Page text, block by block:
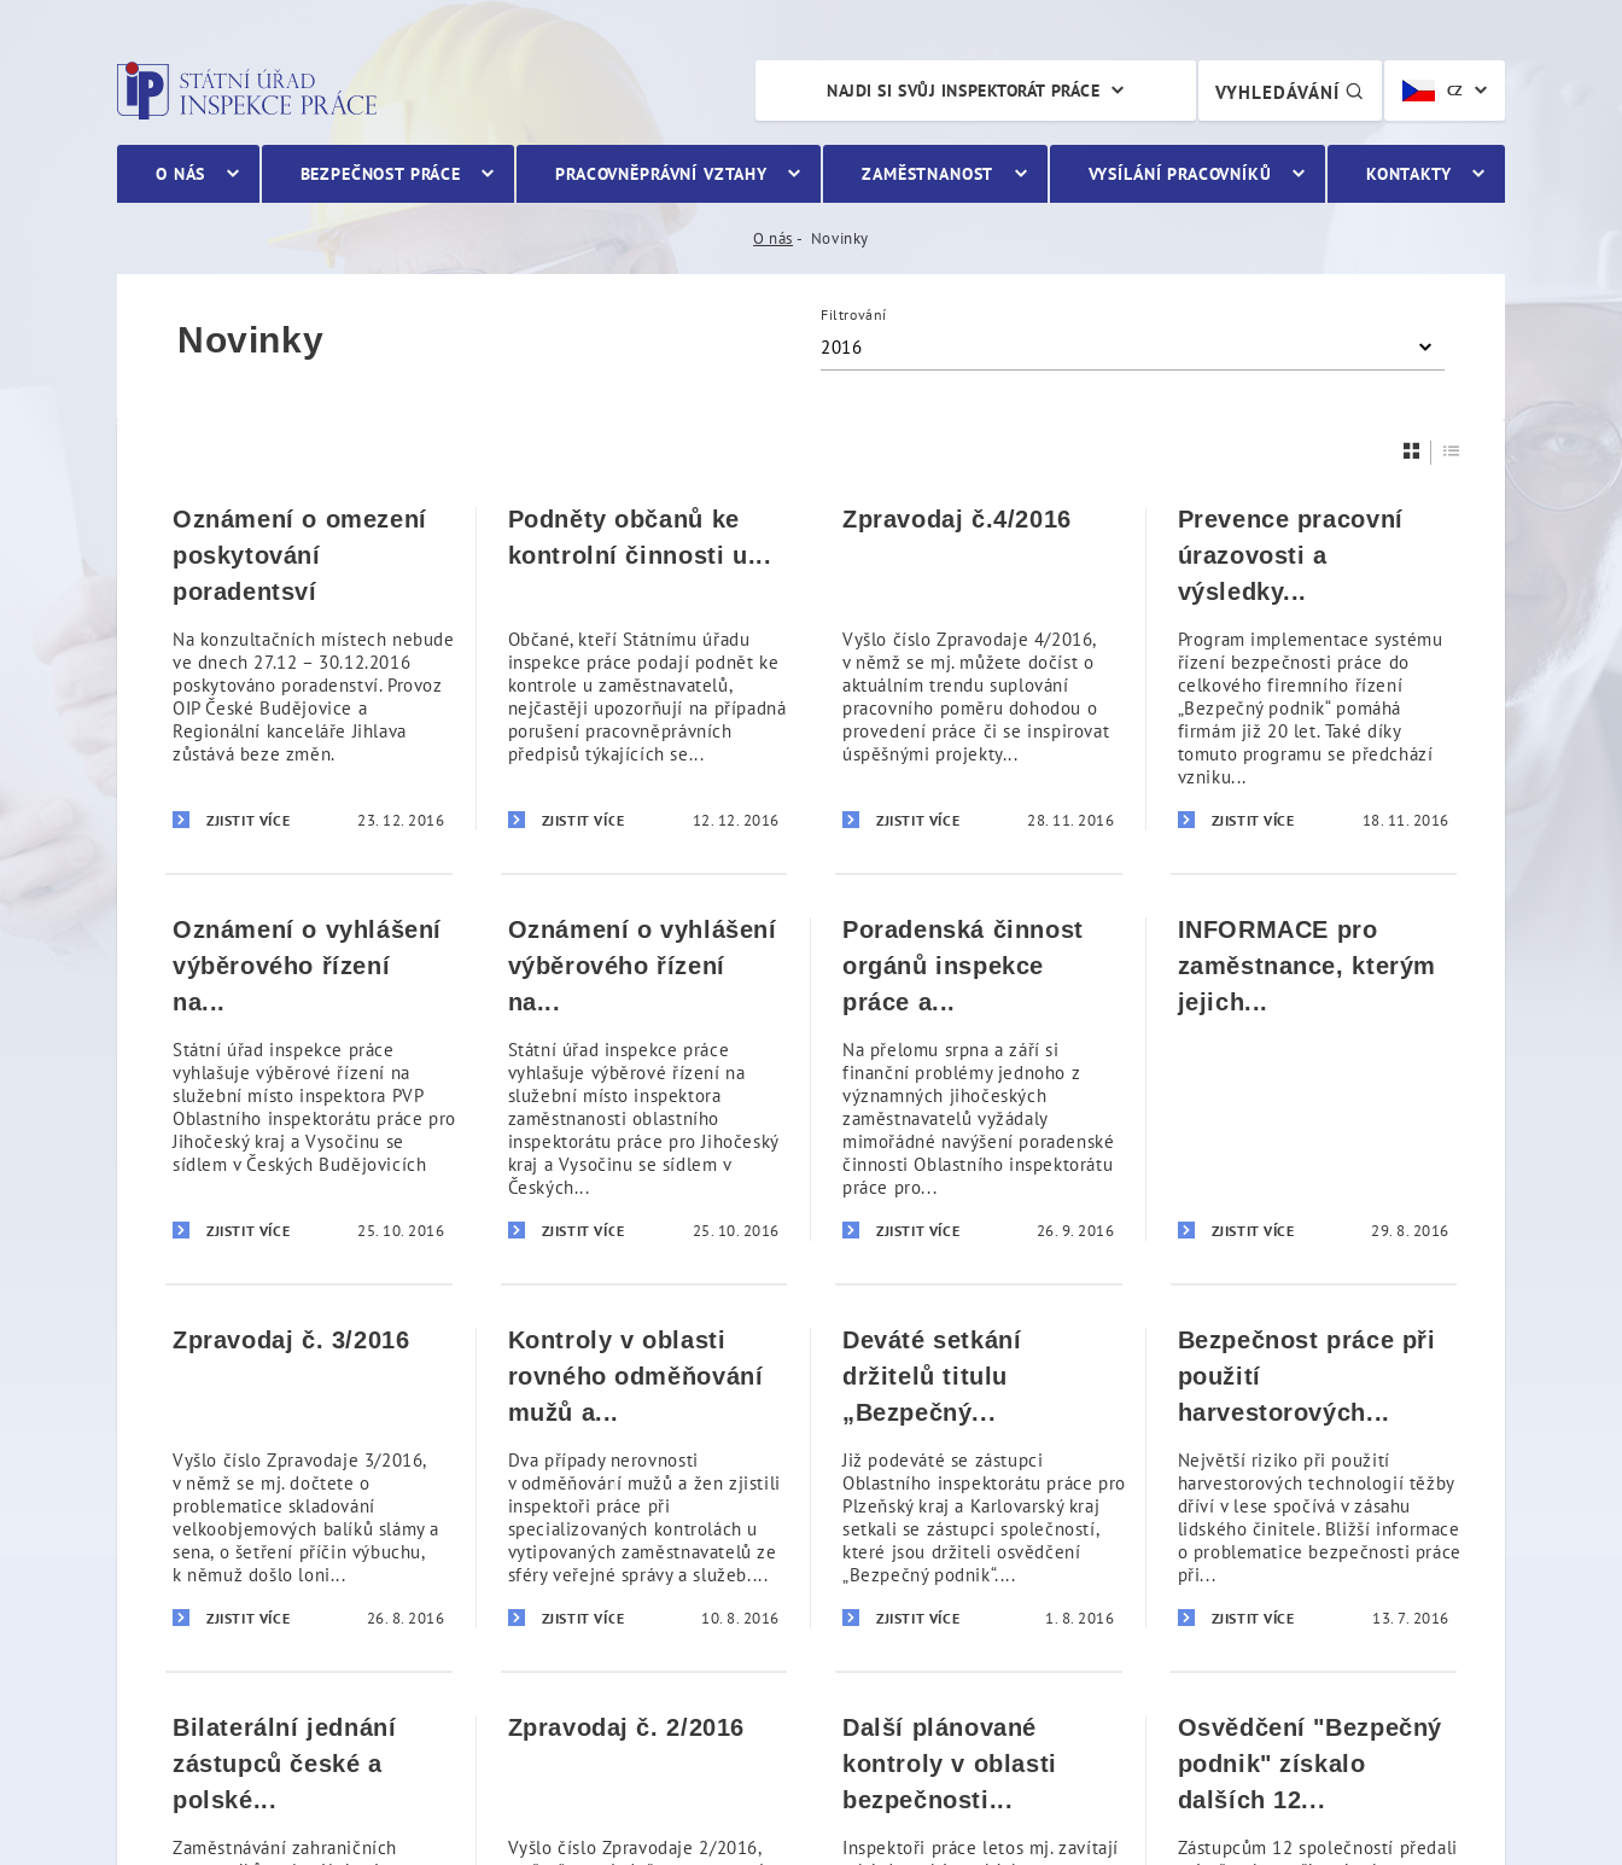
CZ
VYHLEDÁVÁNÍ
NAJDI SI SVŮJ INSPEKTORÁT PRÁCE
O NÁS BEZPEČNOST PRÁCE PRACOVNĚPRÁVNÍ VZTAHY ZAMĚSTNANOST VYSÍLÁNÍ PRACOVNÍKŮ KONTAKTY
O nás Novinky
Novinky
Filtrování
2016
Oznámení o omezení
poskytování
poradentsví
Na konzultačních místech nebude
ve dnech 27.12 – 30.12.2016
poskytováno poradenství. Provoz
OIP České Budějovice a
Regionální kanceláře Jihlava
zůstává beze změn.
ZJISTIT VÍCE 23. 12. 2016
Podněty občanů ke
kontrolní činnosti u...
Občané, kteří Státnímu úřadu
inspekce práce podají podnět ke
kontrole u zaměstnavatelů,
nejčastěji upozorňují na případná
porušení pracovněprávních
předpisů týkajících se...
ZJISTIT VÍCE 12. 12. 2016
Zpravodaj č.4/2016
Vyšlo číslo Zpravodaje 4/2016,
v němž se mj. můžete dočíst o
aktuálním trendu suplování
pracovního poměru dohodou o
provedení práce či se inspirovat
úspěšnými projekty...
ZJISTIT VÍCE 28. 11. 2016
Prevence pracovní
úrazovosti a
výsledky...
Program implementace systému
řízení bezpečnosti práce do
celkového firemního řízení
„Bezpečný podnik“ pomáhá
firmám již 20 let. Také díky
tomuto programu se předchází
vzniku...
ZJISTIT VÍCE 18. 11. 2016
Oznámení o vyhlášení
výběrového řízení
na...
Státní úřad inspekce práce
vyhlašuje výběrové řízení na
služební místo inspektora PVP
Oblastního inspektorátu práce pro
Jihočeský kraj a Vysočinu se
sídlem v Českých Budějovicích
ZJISTIT VÍCE 25. 10. 2016
Oznámení o vyhlášení
výběrového řízení
na...
Státní úřad inspekce práce
vyhlašuje výběrové řízení na
služební místo inspektora
zaměstnanosti oblastního
inspektorátu práce pro Jihočeský
kraj a Vysočinu se sídlem v
Českých...
ZJISTIT VÍCE 25. 10. 2016
Poradenská činnost
orgánů inspekce
práce a...
Na přelomu srpna a září si
finanční problémy jednoho z
významných jihočeských
zaměstnavatelů vyžádaly
mimořádné navýšení poradenské
činnosti Oblastního inspektorátu
práce pro...
ZJISTIT VÍCE 26. 9. 2016
INFORMACE pro
zaměstnance, kterým
jejich...
ZJISTIT VÍCE 29. 8. 2016
Zpravodaj č. 3/2016
Vyšlo číslo Zpravodaje 3/2016,
v němž se mj. dočtete o
problematice skladování
velkoobjemových balíků slámy a
sena, o šetření příčin výbuchu,
k němuž došlo loni...
ZJISTIT VÍCE 26. 8. 2016
Kontroly v oblasti
rovného odměňování
mužů a...
Dva případy nerovnosti
v odměňování mužů a žen zjistili
inspektoři práce při
specializovaných kontrolách u
vytipovaných zaměstnavatelů ze
sféry veřejné správy a služeb....
ZJISTIT VÍCE 10. 8. 2016
Deváté setkání
držitelů titulu
„Bezpečný...
Již podeváté se zástupci
Oblastního inspektorátu práce pro
Plzeňský kraj a Karlovarský kraj
setkali se zástupci společností,
které jsou držiteli osvědčení
„Bezpečný podnik“....
ZJISTIT VÍCE 1. 8. 2016
Bezpečnost práce při
použití
harvestorových...
Největší riziko při použití
harvestorových technologií těžby
dříví v lese spočívá v zásahu
lidského činitele. Bližší informace
o problematice bezpečnosti práce
při...
ZJISTIT VÍCE 13. 7. 2016
Bilaterální jednání
zástupců české a
polské...
Zaměstnávání zahraničních
Zpravodaj č. 2/2016
Vyšlo číslo Zpravodaje 2/2016,
Další plánované
kontroly v oblasti
bezpečnosti...
Inspektoři práce letos mj. zavítají
Osvědčení "Bezpečný
podnik" získalo
dalších 12...
Zástupcům 12 společností předali